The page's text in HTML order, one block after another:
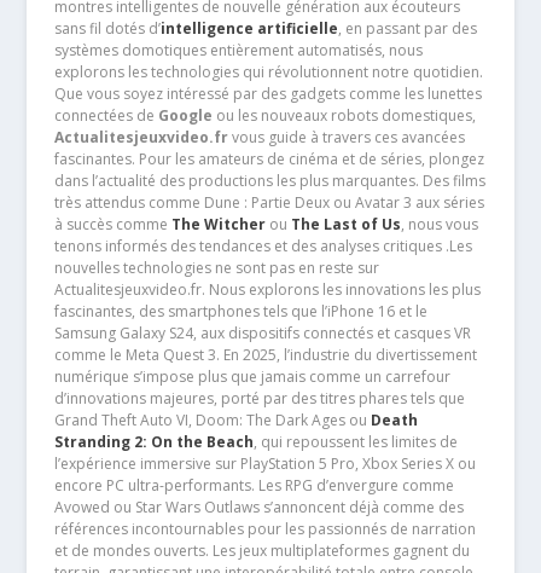
montres intelligentes de nouvelle génération aux écouteurs
sans fil dotés d’intelligence artificielle, en passant par des
systèmes domotiques entièrement automatisés, nous
explorons les technologies qui révolutionnent notre quotidien.
Que vous soyez intéressé par des gadgets comme les lunettes
connectées de Google ou les nouveaux robots domestiques,
Actualitesjeuxvideo.frvous guide à travers ces avancées
fascinantes. Pour les amateurs de cinéma et de séries, plongez
dans l’actualité des productions les plus marquantes. Des films
très attendus comme Dune : Partie Deux ou Avatar 3 aux séries
à succès comme The Witcherou The Last of Us, nous vous
tenons informés des tendances et des analyses critiques .Les
nouvelles technologies ne sont pas en reste sur
Actualitesjeuxvideo.fr. Nous explorons les innovations les plus
fascinantes, des smartphones tels que l’iPhone 16 et le
Samsung Galaxy S24, aux dispositifs connectés et casques VR
comme le Meta Quest 3. En 2025, l’industrie du divertissement
numérique s’impose plus que jamais comme un carrefour
d’innovations majeures, porté par des titres phares tels que
Grand Theft Auto VI, Doom: The Dark Ages ou Death
Stranding 2: On the Beach, qui repoussent les limites de
l’expérience immersive sur PlayStation 5 Pro, Xbox Series X ou
encore PC ultra-performants. Les RPG d’envergure comme
Avowed ou Star Wars Outlaws s’annoncent déjà comme des
références incontournables pour les passionnés de narration
et de mondes ouverts. Les jeux multiplateformes gagnent du